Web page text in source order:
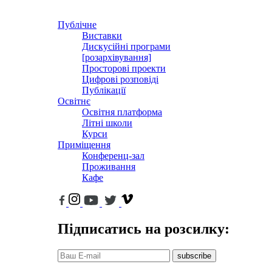
Публічне
Виставки
Дискусійні програми
[розархівування]
Просторові проекти
Цифрові розповіді
Публікації
Освітнє
Освітня платформа
Літні школи
Курси
Приміщення
Конференц-зал
Проживання
Кафе
Підписатись на розсилку:
subscribe